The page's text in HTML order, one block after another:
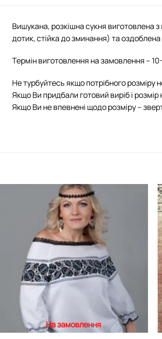
Вишукана, розкішна сукня виготовлена
дотик, стійка до зминання) та
Термін виготовлення на замовлення –
Не турбуйтесь якщо потрібного
Якщо Ви придбали готовий виріб і
Якщо Ви не впевнені щодо розміру –
На замовлення